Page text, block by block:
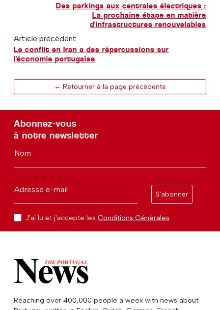
Des parkings aux centrales électriques :
La prochaine étape en matière
d'infrastructures renouvelables
Article précédent
Le conflit en Iran a des répercussions sur
l'économie portugaise
← Retourner à la page précédente
Abonnez-vous
à notre newsletter
Nom
Adresse e-mail
S'abonner
J'ai lu et j'accepte les Conditions Générales
Reaching over 400,000 people a week with news about